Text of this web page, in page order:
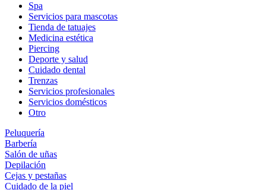
Spa
Servicios para mascotas
Tienda de tatuajes
Medicina estética
Piercing
Deporte y salud
Cuidado dental
Trenzas
Servicios profesionales
Servicios domésticos
Otro
Peluquería
Barbería
Salón de uñas
Depilación
Cejas y pestañas
Cuidado de la piel